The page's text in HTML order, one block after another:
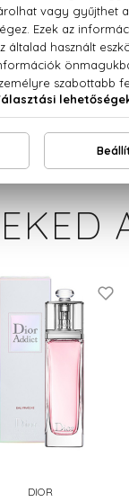
kakaó,
DIOR